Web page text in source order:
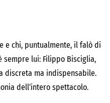
e chi, puntualmente, il falò di
sempre lui: Filippo Bisciglia,
discreta ma indispensabile.
dell’intero spettacolo.